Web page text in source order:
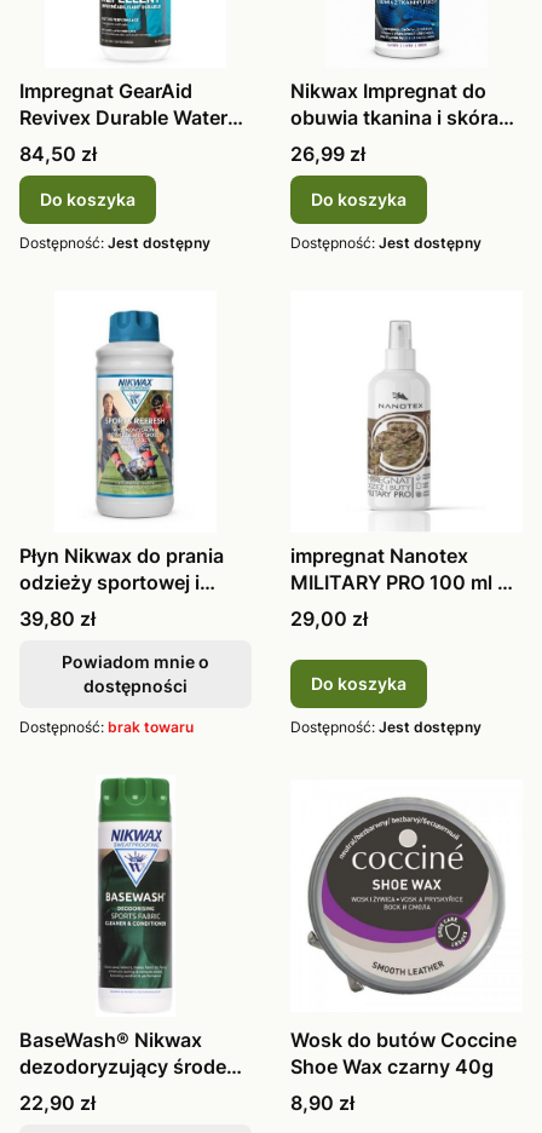
Impregnat GearAid
Revivex Durable Water
Repellant
Cena
84,50 zł
Do koszyka
Dostępność: Jest dostępny
Nikwax Impregnat do
obuwia tkanina i skóra
atomize
Cena
26,99 zł
Do koszyka
Dostępność: Jest dostępny
Płyn Nikwax do prania
odzieży sportowej i
termoak
Cena
39,80 zł
Powiadom mnie o
dostępności
Dostępność: brak towaru
impregnat Nanotex
MILITARY PRO 100 ml do
odzieży i butów
Cena
29,00 zł
Do koszyka
Dostępność: Jest dostępny
BaseWash® Nikwax
dezodoryzujący środek
do prania tkanin
sportowych 300ml
Cena
22,90 zł
Wosk do butów Coccine
Shoe Wax czarny 40g
Cena
8,90 zł